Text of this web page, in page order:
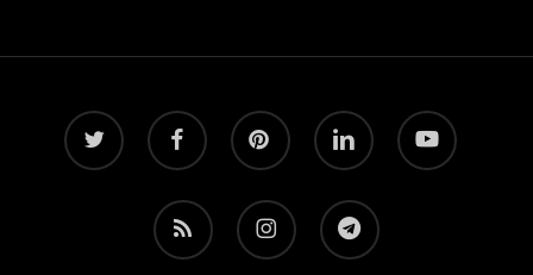
twitter facebook pinterest linkedin youtube
RSS instagram telegram